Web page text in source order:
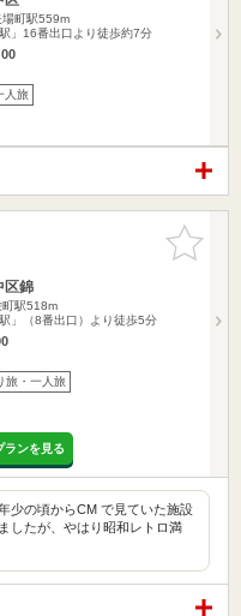
場町駅559m
」16番出口より徒歩約7分
人旅
お気に入
りに追加
区錦
町駅518m
」（8番出口）より徒歩5分
旅・一人旅
ランを見る
少の頃からCM で見ていた施設
したが、やはり昭和レトロ満